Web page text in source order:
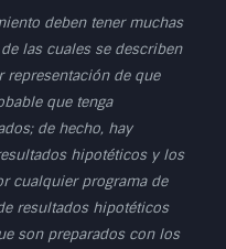
deben tener muchas
las cuales se describen
representación de que
que tenga
de hecho, hay
hipotéticos y los
cualquier programa de
resultados hipotéticos
son preparados con los